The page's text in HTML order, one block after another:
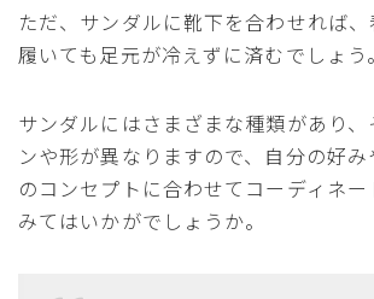
ただ、サンダルに靴下を合わせれば
履いても足元が冷えずに済むでしょう。
サンダルにはさまざまな種類があり、
ンや形が異なりますので、自分の好
のコンセプトに合わせてコーディネ
みてはいかがでしょうか。